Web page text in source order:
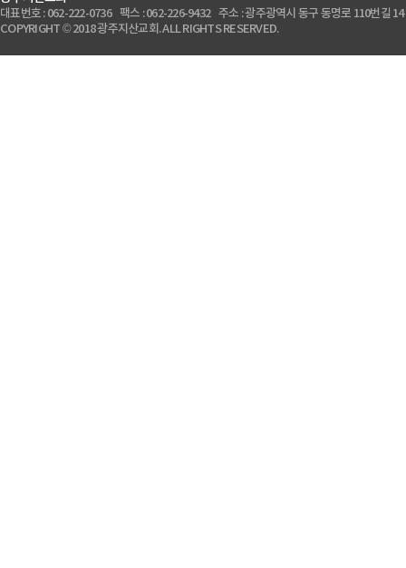
대표번호 : 062-222-0736 팩스 : 062-226-9432 주소 : 광주광역시 동구 동명로 110번길 14
COPYRIGHT © 2018 광주지산교회. ALL RIGHTS RESERVED.